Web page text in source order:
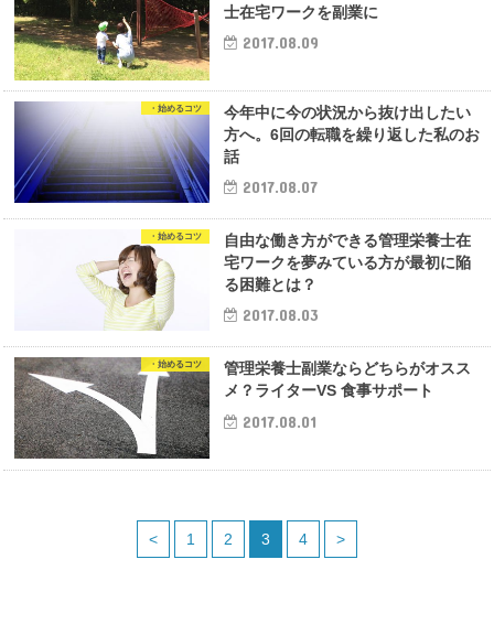
士在宅ワークを副業に
2017.08.09
・始めるコツ
今年中に今の状況から抜け出したい
方へ。6回の転職を繰り返した私のお
話
2017.08.07
・始めるコツ
自由な働き方ができる管理栄養士在
宅ワークを夢みている方が最初に陥
る困難とは？
2017.08.03
・始めるコツ
管理栄養士副業ならどちらがオスス
メ？ライターVS 食事サポート
2017.08.01
< 1 2 3 4 >